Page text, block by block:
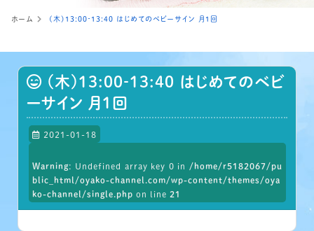
ホーム (木)13:00‐13:40 はじめてのベビーサイン 月1回
(木)13:00‐13:40 はじめてのベビ
ーサイン 月1回
2021-01-18
Warning: Undefined array key 0 in
/home/r5182067/pu
blic_html/oyako-channel.com/wp-content/themes/oya
ko-channel/single.php on line 21